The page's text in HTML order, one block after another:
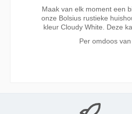
Maak van elk moment een bijzonder moment met
onze Bolsius rustieke
kleur Cloudy White. Deze
onze MaxAmbiance technologie.
gecombineerd worden en zorgen zo voor warmte
Per omdoos van